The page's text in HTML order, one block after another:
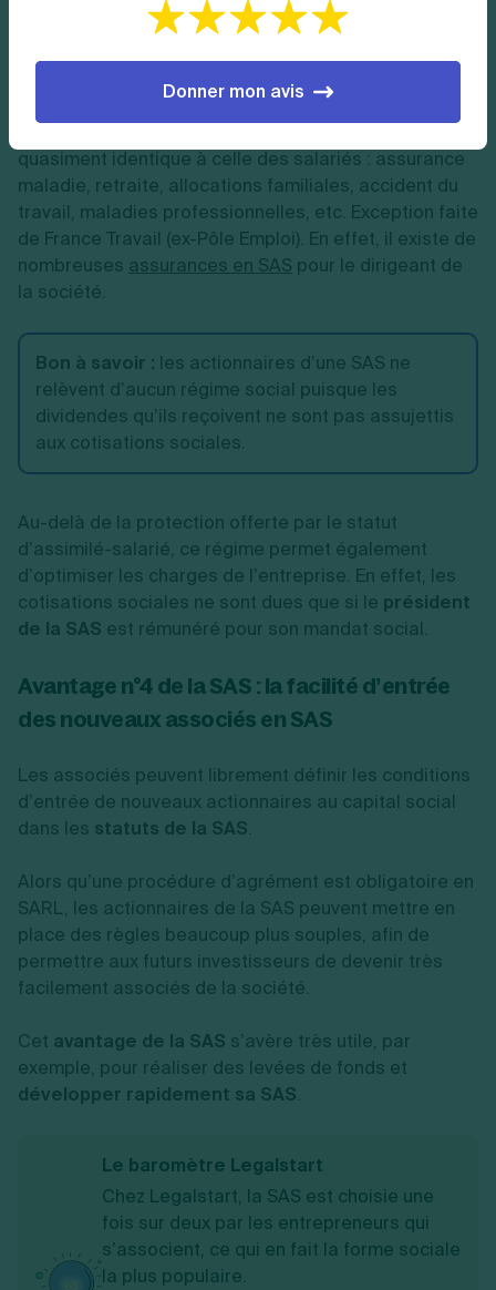
etc.) sont obligatoirement affiliés au régime général
quasiment identique à celle des salariés : assurance
maladie, retraite, allocations familiales, accident du
travail, maladies professionnelles, etc. Exception faite
de France Travail (ex-Pôle Emploi). En effet, il existe de
nombreuses assurances en SAS pour le dirigeant de
la société.
Bon à savoir : les actionnaires d’une SAS ne
relèvent d’aucun régime social puisque les
dividendes qu’ils reçoivent ne sont pas assujettis
aux cotisations sociales.
Au-delà de la protection offerte par le statut
d’assimilé-salarié, ce régime permet également
d’optimiser les charges de l’entreprise. En effet, les
cotisations sociales ne sont dues que si le président
de la SAS est rémunéré pour son mandat social.
Avantage n°4 de la SAS : la facilité d’entrée
des nouveaux associés en SAS
Les associés peuvent librement définir les conditions
d’entrée de nouveaux actionnaires au capital social
dans les statuts de la SAS.
Alors qu’une procédure d’agrément est obligatoire en
SARL, les actionnaires de la SAS peuvent mettre en
place des règles beaucoup plus souples, afin de
permettre aux futurs investisseurs de devenir très
facilement associés de la société.
Cet avantage de la SAS s’avère très utile, par
exemple, pour réaliser des levées de fonds et
développer rapidement sa SAS.
Le baromètre Legalstart
Chez Legalstart, la SAS est choisie une
fois sur deux par les entrepreneurs qui
s’associent, ce qui en fait la forme sociale
la plus populaire.
Donner mon avis